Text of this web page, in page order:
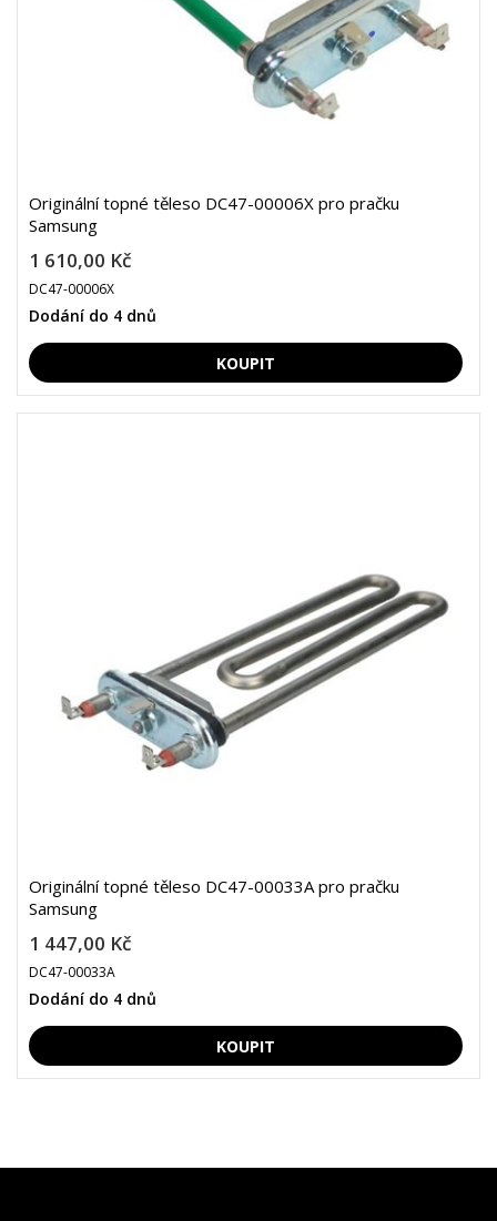
Originální topné těleso DC47-00006X pro pračku
Samsung
1 610,00 Kč
DC47-00006X
Dodání do 4 dnů
Originální topné těleso DC47-00033A pro pračku
Samsung
1 447,00 Kč
DC47-00033A
Dodání do 4 dnů